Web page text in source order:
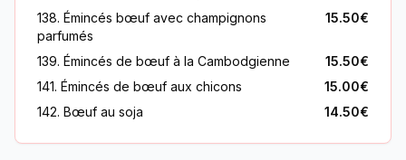
138. Émincés bœuf avec champignons
parfumés
15.50€
139. Émincés de bœuf à la Cambodgienne
15.50€
141. Émincés de bœuf aux chicons
15.00€
142. Bœuf au soja
14.50€